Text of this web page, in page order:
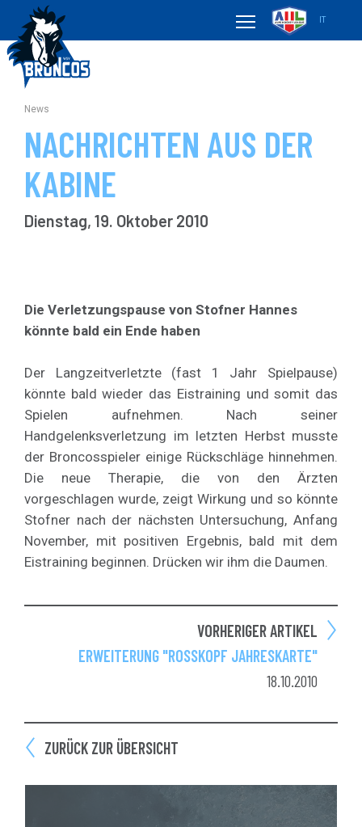
IT
News
NACHRICHTEN AUS DER
KABINE
Dienstag, 19. Oktober 2010
Die Verletzungspause von Stofner Hannes
könnte bald ein Ende haben
Der Langzeitverletzte (fast 1 Jahr Spielpause)
könnte bald wieder das Eistraining und somit das
Spielen aufnehmen. Nach seiner
Handgelenksverletzung im letzten Herbst musste
der Broncosspieler einige Rückschläge hinnehmen.
Die neue Therapie, die von den Ärzten
vorgeschlagen wurde, zeigt Wirkung und so könnte
Stofner nach der nächsten Untersuchung, Anfang
November, mit positiven Ergebnis, bald mit dem
Eistraining beginnen. Drücken wir ihm die Daumen.
VORHERIGER ARTIKEL
ERWEITERUNG "ROSSKOPF JAHRESKARTE"
18.10.2010
ZURÜCK ZUR ÜBERSICHT